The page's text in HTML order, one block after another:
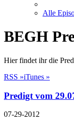
Alle
BEGH
Hier findet ihr die
RSS »iTunes »
Predigt vom
07-29-2012